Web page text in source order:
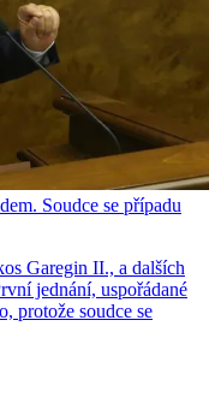
Soudce se případu
Garegin II., a dalších
jednání, uspořádané
protože soudce se